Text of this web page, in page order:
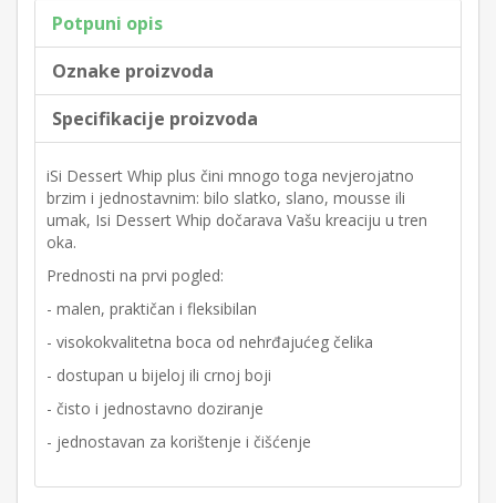
Potpuni opis
Oznake proizvoda
Specifikacije proizvoda
iSi Dessert Whip plus čini mnogo toga nevjerojatno
brzim i jednostavnim: bilo slatko, slano, mousse ili
umak, Isi Dessert Whip dočarava Vašu kreaciju u tren
oka.
Prednosti na prvi pogled:
- malen, praktičan i fleksibilan
- visokokvalitetna boca od nehrđajućeg čelika
- dostupan u bijeloj ili crnoj boji
- čisto i jednostavno doziranje
- jednostavan za korištenje i čišćenje